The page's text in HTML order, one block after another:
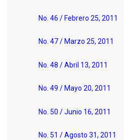
No. 46 / Febrero 25, 2011
No. 47 / Marzo 25, 2011
No. 48 / Abril 13, 2011
No. 49 / Mayo 20, 2011
No. 50 / Junio 16, 2011
No. 51 / Agosto 31, 2011